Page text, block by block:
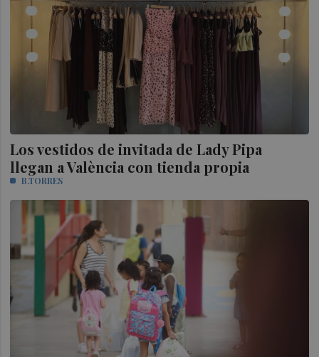
Los vestidos de invitada de Lady Pipa
llegan a València con tienda propia
B.TORRES